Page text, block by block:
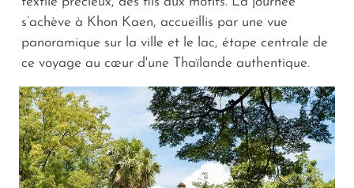
s’achève à Khon Kaen, accueillis par une vue
panoramique sur la ville et le lac, étape centrale de
ce voyage au cœur d'une Thaïlande authentique.